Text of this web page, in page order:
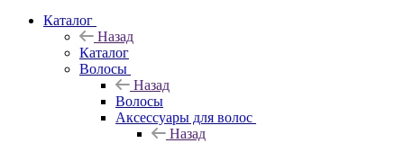
Каталог
Назад
Каталог
Волосы
Назад
Волосы
Аксессуары для волос
Назад